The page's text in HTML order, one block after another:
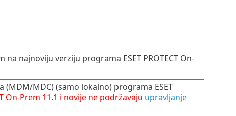
najnoviju verziju programa ESET PROTECT On-
MDC) (samo lokalno) programa ESET
On-Prem 11.1 i novije ne podržavaju upravljanje